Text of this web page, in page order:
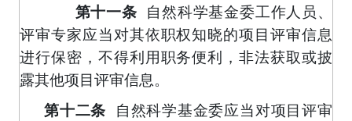
第十一条 自然科学基金委工作人员、
评审专家应当对其依职权知晓的项目评审信息
进行保密，不得利用职务便利，非法获取或披
露其他项目评审信息。
第十二条 自然科学基金委应当对项目评审